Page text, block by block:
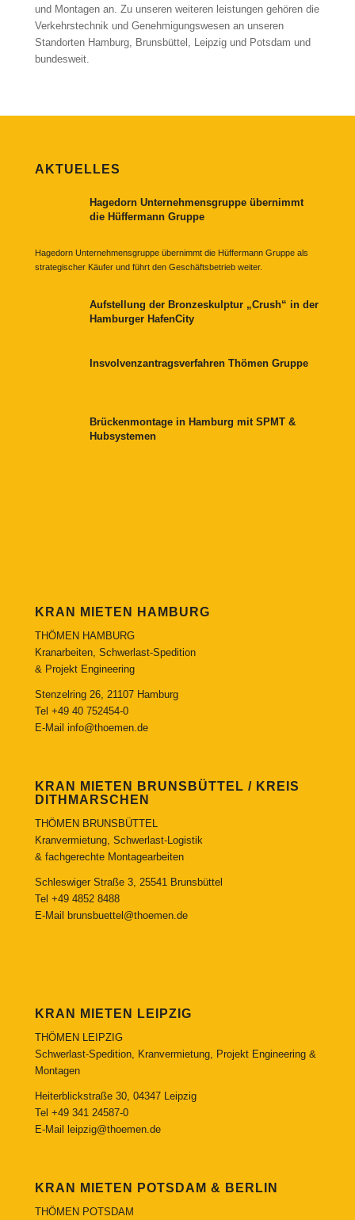
und Montagen an. Zu unseren weiteren leistungen gehören die
Verkehrstechnik und Genehmigungswesen an unseren
Standorten Hamburg, Brunsbüttel, Leipzig und Potsdam und
bundesweit.
AKTUELLES
Hagedorn Unternehmensgruppe übernimmt
die Hüffermann Gruppe
Hagedorn Unternehmensgruppe übernimmt die Hüffermann Gruppe als
strategischer Käufer und führt den Geschäftsbetrieb weiter.
Aufstellung der Bronzeskulptur „Crush“ in der
Hamburger HafenCity
Insvolvenzantragsverfahren Thömen Gruppe
Brückenmontage in Hamburg mit SPMT &
Hubsystemen
KRAN MIETEN HAMBURG
THÖMEN HAMBURG
Kranarbeiten, Schwerlast-Spedition
& Projekt Engineering
Stenzelring 26, 21107 Hamburg
Tel +49 40 752454-0
E-Mail info@thoemen.de
KRAN MIETEN BRUNSBÜTTEL / KREIS
DITHMARSCHEN
THÖMEN BRUNSBÜTTEL
Kranvermietung, Schwerlast-Logistik
& fachgerechte Montagearbeiten
Schleswiger Straße 3, 25541 Brunsbüttel
Tel +49 4852 8488
E-Mail
brunsbuettel@thoemen.de
KRAN MIETEN LEIPZIG
THÖMEN LEIPZIG
Schwerlast-Spedition, Kranvermietung, Projekt Engineering &
Montagen
Heiterblickstraße 30, 04347 Leipzig
Tel +49 341 24587-0
E-Mail
leipzig@thoemen.de
KRAN MIETEN POTSDAM & BERLIN
THÖMEN POTSDAM